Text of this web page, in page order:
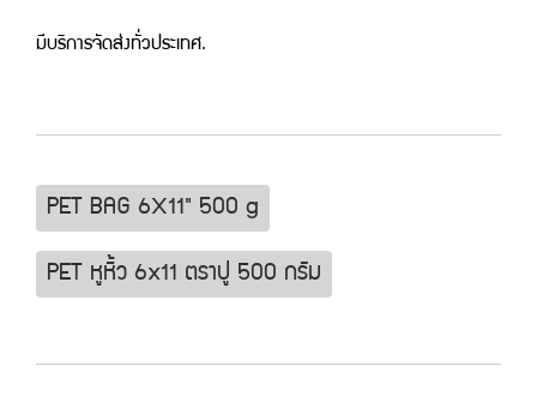
มีบริการจัดส่งทั่วประเทศ.
PET BAG 6X11" 500 g
PET หูหิ้ว 6x11 ตราปู 500 กรัม